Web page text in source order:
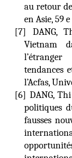
au retour
en Asie, 59
[7] DANG,
Vietnam
tendances
l’Acfas,
[6] DANG,
politiques
fausses